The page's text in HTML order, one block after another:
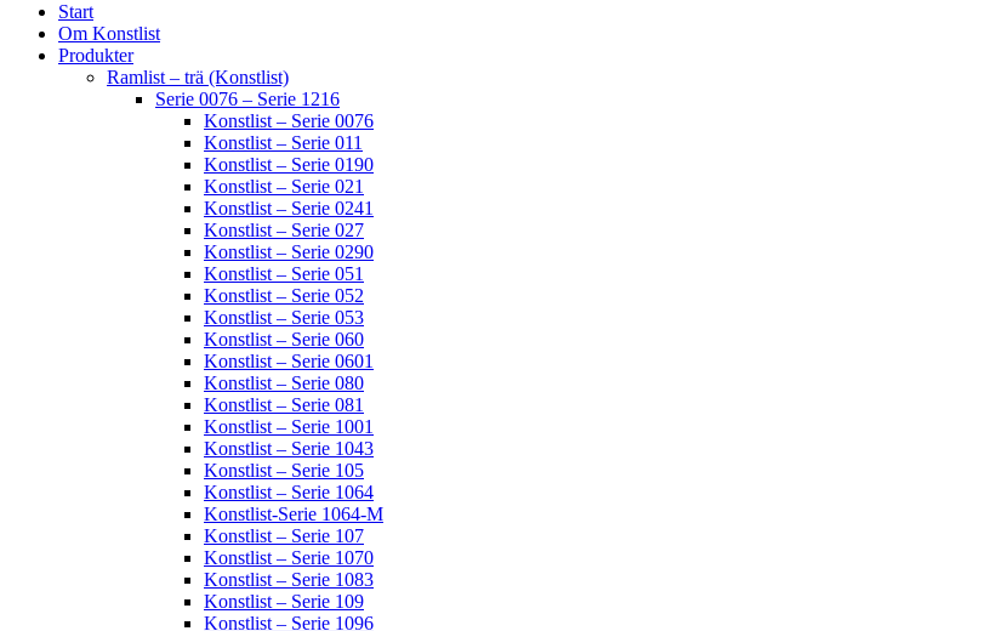
Start
Om Konstlist
Produkter
Ramlist – trä (Konstlist)
Serie 0076 – Serie 1216
Konstlist – Serie 0076
Konstlist – Serie 011
Konstlist – Serie 0190
Konstlist – Serie 021
Konstlist – Serie 0241
Konstlist – Serie 027
Konstlist – Serie 0290
Konstlist – Serie 051
Konstlist – Serie 052
Konstlist – Serie 053
Konstlist – Serie 060
Konstlist – Serie 0601
Konstlist – Serie 080
Konstlist – Serie 081
Konstlist – Serie 1001
Konstlist – Serie 1043
Konstlist – Serie 105
Konstlist – Serie 1064
Konstlist-Serie 1064-M
Konstlist – Serie 107
Konstlist – Serie 1070
Konstlist – Serie 1083
Konstlist – Serie 109
Konstlist – Serie 1096